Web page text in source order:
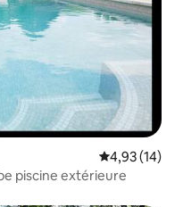
Note
4,93 (14)
piscine extérieure